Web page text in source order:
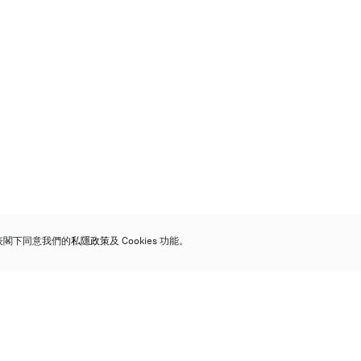
下同意我們的私隱政策及 Cookies 功能。